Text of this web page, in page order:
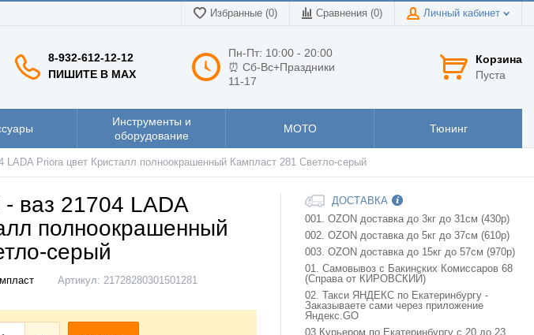
Избранные (0) Сравнения (0) Личный кабинет
8-932-612-12-12
ПИШИТЕ В MAX
Пн-Пт: 10:00 - 20:00
⏰ Сб-Вс+Праздники
11-17
Корзина
Пуста
Инструменты и
оборудование
МОТО Тюнинг
LADA Priora цвет Кристалл полноокрашенный Кампласт 281 Светло-серый
ваз 21704 LADA
полноокрашенный
серый
Артикул: 21728280301501281
ДОСТАВКА
001. OZON доставка до 3кг до 31см (430р)
002. OZON доставка до 5кг до 37см (610р)
003. OZON доставка до 15кг до 57см (970р)
01. Самовывоз с Бакинских Комиссаров 68
(Справа от КИРОВСКИЙ)
02. Такси ЯНДЕКС по Екатеринбургу -
Заказываете сами через приложение
Яндекс.GO
03 Курьером по Екатеринбургу с 20 до 23